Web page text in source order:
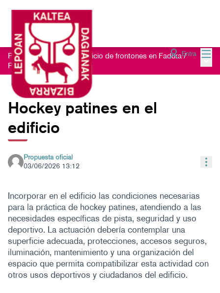
Entra
Proceso participativo edificio de frontones en Fadura /
Propuestas
Hockey patines en el
edificio
Propuesta oficial
03/06/2026 13:12
Incorporar en el edificio las condiciones necesarias
para la práctica de hockey patines, atendiendo a las
necesidades específicas de pista, seguridad y uso
deportivo. La actuación debería contemplar una
superficie adecuada, protecciones, accesos seguros,
iluminación, mantenimiento y una organización del
espacio que permita compatibilizar esta actividad con
otros usos deportivos y ciudadanos del edificio.